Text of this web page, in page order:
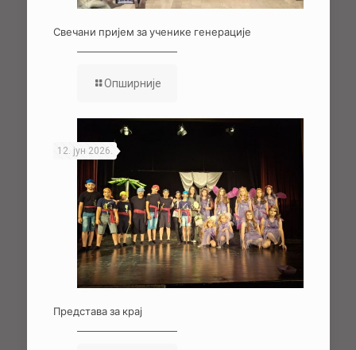
Свечани пријем за ученике генерације
Опширније
12. јун 2026.
Представа за крај